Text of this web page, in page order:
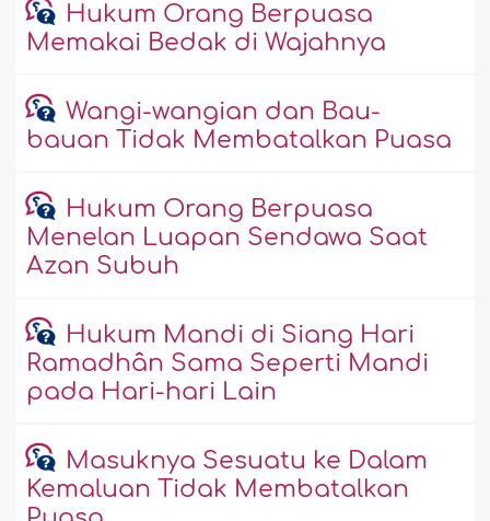
Hukum Orang Berpuasa
Memakai Bedak di Wajahnya
Wangi-wangian dan Bau-
bauan Tidak Membatalkan Puasa
Hukum Orang Berpuasa
Menelan Luapan Sendawa Saat
Azan Subuh
Hukum Mandi di Siang Hari
Ramadhân Sama Seperti Mandi
pada Hari-hari Lain
Masuknya Sesuatu ke Dalam
Kemaluan Tidak Membatalkan